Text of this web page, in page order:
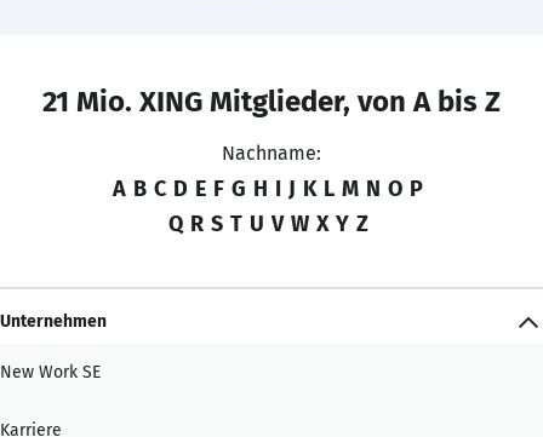
21 Mio. XING Mitglieder, von A bis Z
Nachname:
A B C D E F G H I J K L M N O P
Q R S T U V W X Y Z
Unternehmen
New Work SE
Karriere